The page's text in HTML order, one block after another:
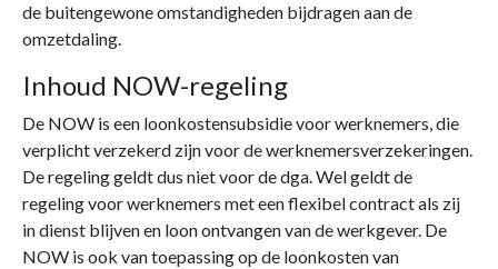
de buitengewone omstandigheden bijdragen aan de
omzetdaling.
Inhoud NOW-regeling
De NOW is een loonkostensubsidie voor werknemers, die
verplicht verzekerd zijn voor de werknemersverzekeringen.
De regeling geldt dus niet voor de dga. Wel geldt de
regeling voor werknemers met een flexibel contract als zij
in dienst blijven en loon ontvangen van de werkgever. De
NOW is ook van toepassing op de loonkosten van